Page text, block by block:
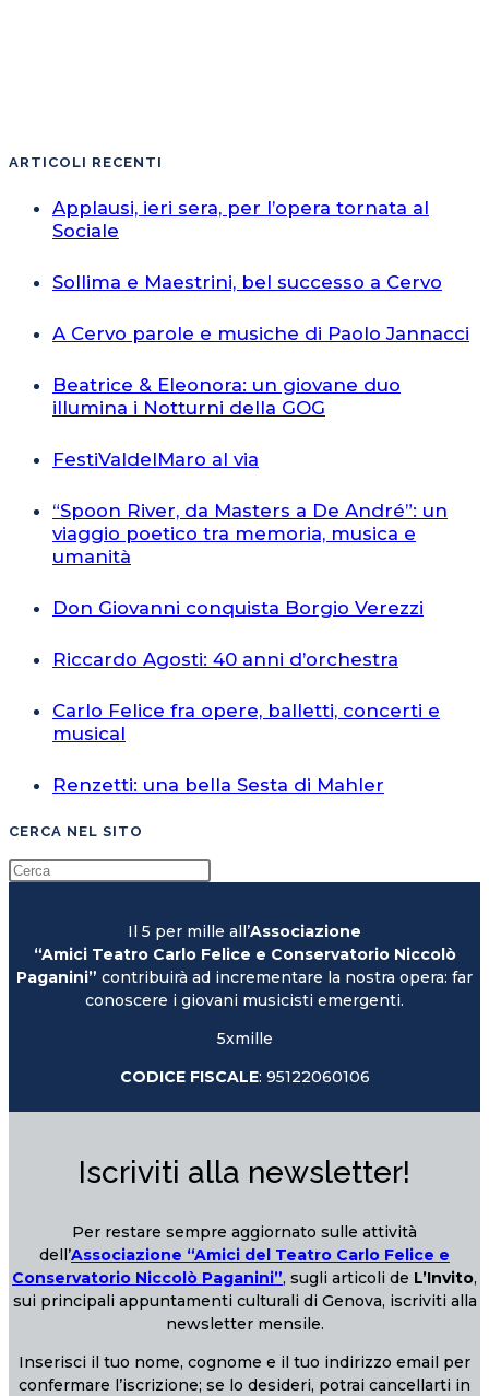
ARTICOLI RECENTI
Applausi, ieri sera, per l’opera tornata al
Sociale
Sollima e Maestrini, bel successo a Cervo
A Cervo parole e musiche di Paolo Jannacci
Beatrice & Eleonora: un giovane duo
illumina i Notturni della GOG
FestiValdelMaro al via
“Spoon River, da Masters a De André”: un
viaggio poetico tra memoria, musica e
umanità
Don Giovanni conquista Borgio Verezzi
Riccardo Agosti: 40 anni d’orchestra
Carlo Felice fra opere, balletti, concerti e
musical
Renzetti: una bella Sesta di Mahler
CERCA NEL SITO
Il 5 per mille all’Associazione
“Amici Teatro Carlo Felice e Conservatorio Niccolò
Paganini” contribuirà ad incrementare la nostra opera: far
conoscere i giovani musicisti emergenti.
5xmille
CODICE FISCALE: 95122060106
Iscriviti alla newsletter!
Per restare sempre aggiornato sulle attività
dell’Associazione “Amici del Teatro Carlo Felice e
Conservatorio Niccolò Paganini”, sugli articoli de L’Invito,
sui principali appuntamenti culturali di Genova, iscriviti alla
newsletter mensile.
Inserisci il tuo nome, cognome e il tuo indirizzo email per
confermare l’iscrizione; se lo desideri, potrai cancellarti in